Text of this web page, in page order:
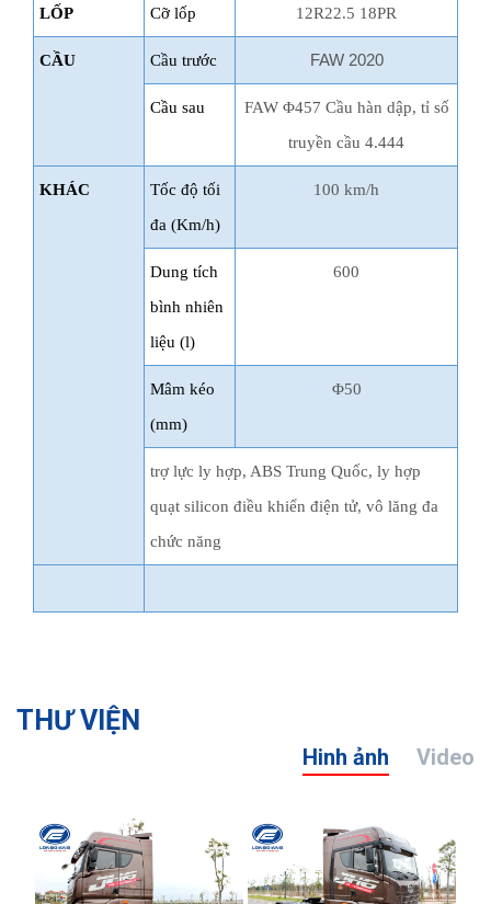
LỐP Cỡ lốp 12R22.5 18PR
CẦU Cầu trước FAW 2020
Cầu sau
FAW Φ457 Cầu hàn dập, tỉ số
truyền cầu 4.444
KHÁC
Tốc độ tối
đa (Km/h)
100 km/h
Dung tích
bình nhiên
liệu (l)
600
Mâm kéo
(mm)
Φ50
trợ lực ly hợp, ABS Trung Quốc, ly hợp
quạt silicon điều khiển điện tử, vô lăng đa
chức năng
THƯ VIỆN
Hinh ảnh Video